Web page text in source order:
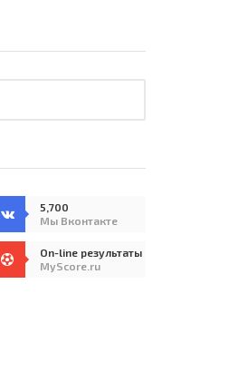
5,700
Мы Вконтакте
On-line результаты
MyScore.ru